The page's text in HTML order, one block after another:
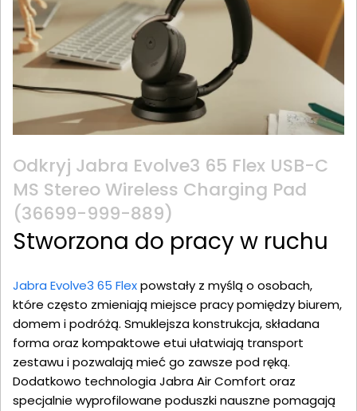
Odkryj Jabra Evolve3 65 Flex USB-C
MS Stereo Wireless Charging Pad
(36699-999-889)
Stworzona do pracy w ruchu
Jabra Evolve3 65 Flexpowstały z myślą o osobach,
które często zmieniają miejsce pracy pomiędzy biurem,
domem i podróżą. Smuklejsza konstrukcja, składana
forma oraz kompaktowe etui ułatwiają transport
zestawu i pozwalają mieć go zawsze pod ręką.
Dodatkowo technologia Jabra Air Comfort oraz
specjalnie wyprofilowane poduszki nauszne pomagają